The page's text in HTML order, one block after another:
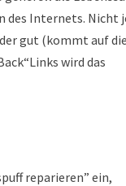
des Internets. Nicht
gut (kommt auf
wird das
reparieren” ein,